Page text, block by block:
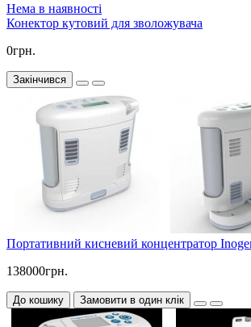
Нема в наявності
Конектор кутовий для зволожувача
0грн.
Закінчився
Портативний кисневий концентратор
138000грн.
До кошику Замовити в один клік